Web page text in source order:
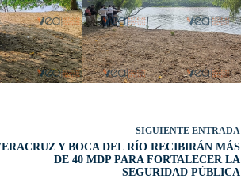
SIGUIENTEENTRADA
Y BOCA DEL RÍO RECIBIRÁN MÁS
DE 40 MDP PARA FORTALECER LA
SEGURIDAD PÚBLICA